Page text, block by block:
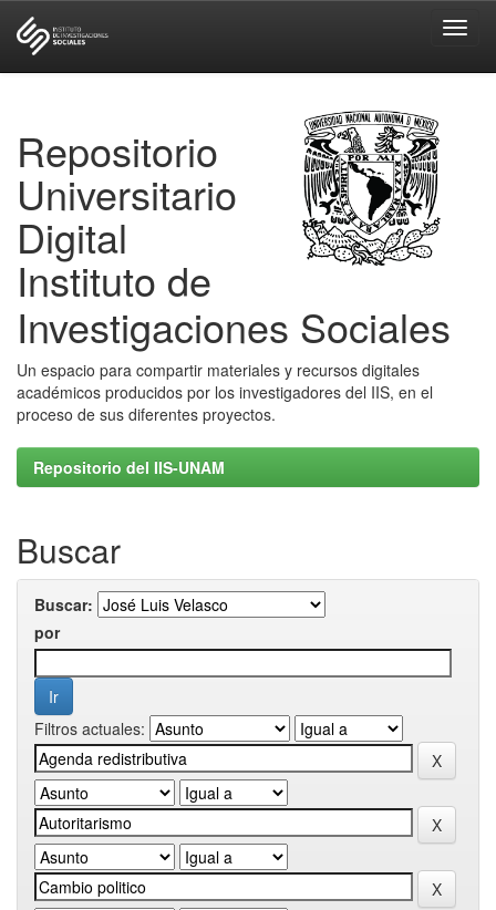
Repositorio
Universitario
Digital
Instituto de
Investigaciones Sociales
Un espacio para compartir materiales y recursos digitales
académicos producidos por los investigadores del IIS, en el
proceso de sus diferentes proyectos.
Repositorio del IIS-UNAM
Buscar
Buscar:
por
Filtros actuales: